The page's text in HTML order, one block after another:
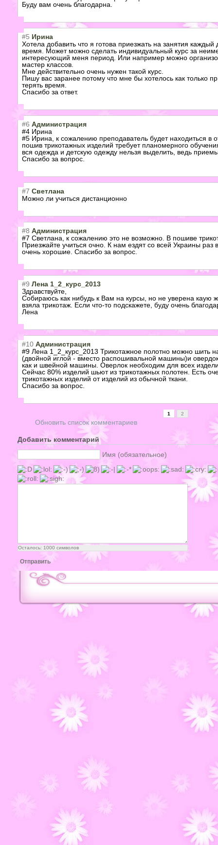
Буду вам очень благодарна.
#5 Ирина
Хотела добавить что я готова приезжать на занятия
время. Может можно сделать индивидуальный курс за
интересующий меня период. Или например можно
мастер классов.
Мне действительно очень нужен такой курс.
Пишу вас заранее потому что мне бы хотелось как только
терять время.
Спасибо за ответ.
#6 Администрация
#4 Ирина
#5 Ирина, к сожалению преподаватель будет находиться в
пошив трикотажных изделий требует планомерного
вся одежда и детскую одежду нельзя выделить, ведь
Спасибо за вопрос.
#7 Светлана
Можно ли учиться дистанционно
#8 Администрация
#7 Светлана, к сожалению это не возможно. В пошиве
Приезжайте учиться очно. К нам ездят со всей Украины раз
очень хорошие. Спасибо за вопрос.
#9 Лена 1_2_курс_2013
Здравствуйте,
Собираюсь как нибудь к Вам на курсы, но не уверена каую
взяла трикотаж. Если что-то подскажете, буду очень
Лена
#10 Администрация
#9 Лена 1_2_курс_2013 Трикотажное полотно можно шить
(двойной иглой - вместо распошивальной машины)и
как и швейной машины. Оверлок необходим для всех
Сейчас 80% изделий шьют из трикотажных полотен. Есть
трикотажных изделий от изделий из обычной ткани.
Спасибо за вопрос.
1 2
Обновить список комментариев
Добавить комментарий
Имя (обязательное)
Осталось: 1000 символов
Отправить